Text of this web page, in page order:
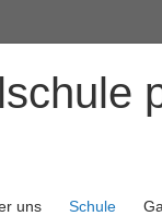
uns Schule